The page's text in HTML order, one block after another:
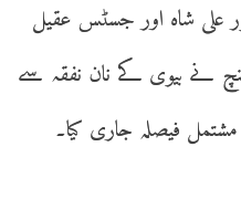
شاہ اور جسٹس عقیل
مشتمل 2 رکنی بینچ نے بیوی کے نان نفقہ سے